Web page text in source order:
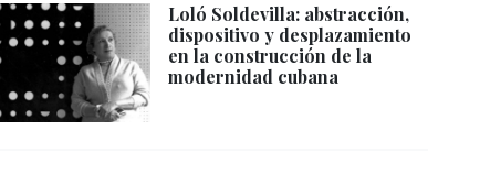
Loló Soldevilla: abstracción,
dispositivo y desplazamiento
en la construcción de la
modernidad cubana